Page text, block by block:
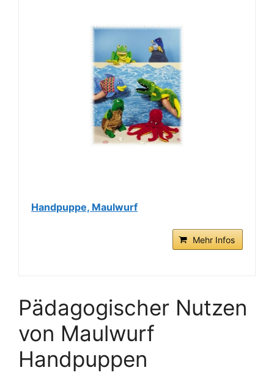
Handpuppe, Maulwurf
Mehr Infos
Pädagogischer Nutzen
von Maulwurf
Handpuppen